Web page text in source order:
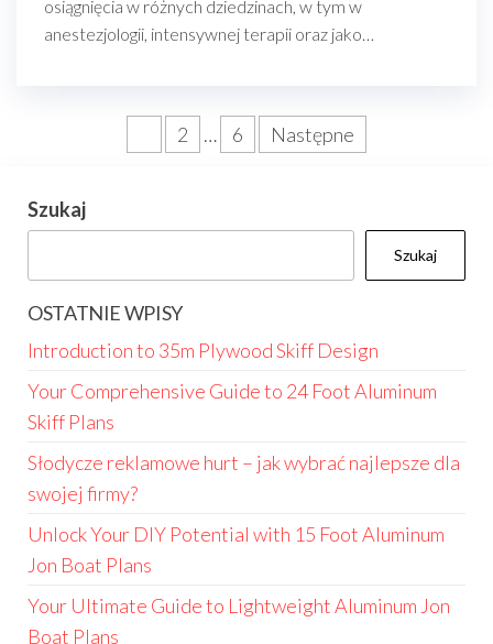
osiągnięcia w różnych dziedzinach, w tym w
anestezjologii, intensywnej terapii oraz jako…
Stronicowanie
2 … 6 Następne
Szukaj
Szukaj
OSTATNIE WPISY
Introduction to 35m Plywood Skiff Design
Your Comprehensive Guide to 24 Foot Aluminum
Skiff Plans
Słodycze reklamowe hurt – jak wybrać najlepsze dla
swojej firmy?
Unlock Your DIY Potential with 15 Foot Aluminum
Jon Boat Plans
Your Ultimate Guide to Lightweight Aluminum Jon
Boat Plans